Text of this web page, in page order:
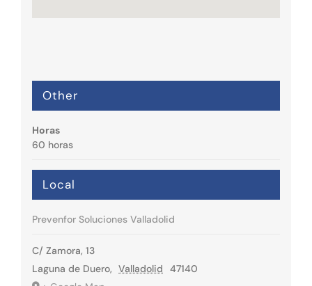
Local
Prevenfor Soluciones Valladolid
C/ Zamora, 13
Laguna de Duero, Valladolid
47140
Other
Horas
60 horas